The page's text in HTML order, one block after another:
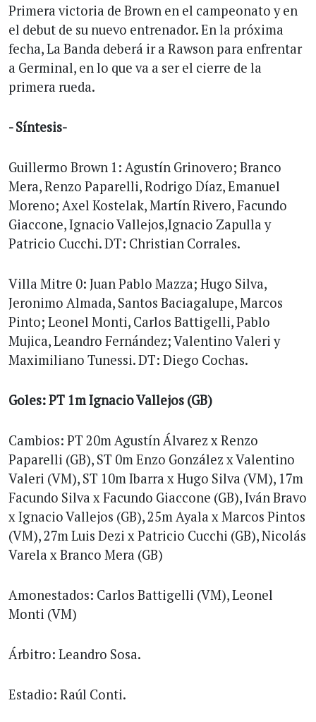
Primera victoria de Brown en el campeonato y en
el debut de su nuevo entrenador. En la próxima
fecha, La Banda deberá ir a Rawson para enfrentar
a Germinal, en lo que va a ser el cierre de la
primera rueda.
- Síntesis-
Guillermo Brown 1: Agustín Grinovero; Branco
Mera, Renzo Paparelli, Rodrigo Díaz, Emanuel
Moreno; Axel Kostelak, Martín Rivero, Facundo
Giaccone, Ignacio Vallejos,Ignacio Zapulla y
Patricio Cucchi. DT: Christian Corrales.
Villa Mitre 0: Juan Pablo Mazza; Hugo Silva,
Jeronimo Almada, Santos Baciagalupe, Marcos
Pinto; Leonel Monti, Carlos Battigelli, Pablo
Mujica, Leandro Fernández; Valentino Valeri y
Maximiliano Tunessi. DT: Diego Cochas.
Goles: PT 1m Ignacio Vallejos (GB)
Cambios: PT 20m Agustín Álvarez x Renzo
Paparelli (GB), ST 0m Enzo González x Valentino
Valeri (VM), ST 10m Ibarra x Hugo Silva (VM), 17m
Facundo Silva x Facundo Giaccone (GB), Iván Bravo
x Ignacio Vallejos (GB), 25m Ayala x Marcos Pintos
(VM), 27m Luis Dezi x Patricio Cucchi (GB), Nicolás
Varela x Branco Mera (GB)
Amonestados: Carlos Battigelli (VM), Leonel
Monti (VM)
Árbitro: Leandro Sosa.
Estadio: Raúl Conti.